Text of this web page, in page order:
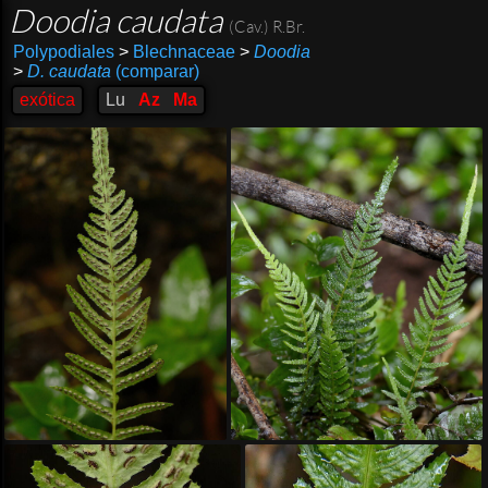
Doodia caudata (Cav.) R.Br.
Polypodiales >Blechnaceae > Doodia
> D. caudata (comparar)
exótica
Lu Az Ma